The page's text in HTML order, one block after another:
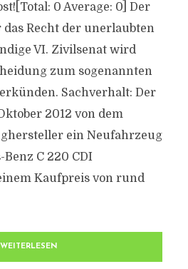
0 Average: 0] Der
Recht der unerlaubten
VI. Zivilsenat wird
zum sogenannten
Sachverhalt: Der
2012 von dem
ein Neufahrzeug
C 220 CDI
Kaufpreis von rund
WEITERLESEN